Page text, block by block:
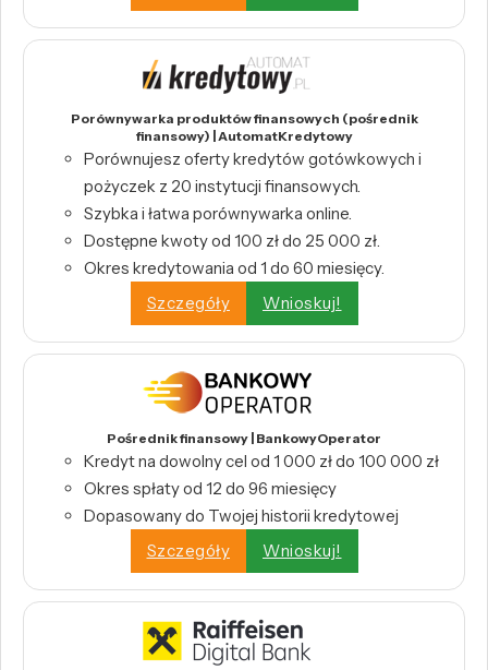
Porównywarka produktów finansowych (pośrednik
finansowy) | AutomatKredytowy
Porównujesz oferty kredytów gotówkowych i
pożyczek z 20 instytucji finansowych.
Szybka i łatwa porównywarka online.
Dostępne kwoty od 100 zł do 25 000 zł.
Okres kredytowania od 1 do 60 miesięcy.
Szczegóły
Wnioskuj!
Pośrednik finansowy | BankowyOperator
Kredyt na dowolny cel od 1 000 zł do 100 000 zł
Okres spłaty od 12 do 96 miesięcy
Dopasowany do Twojej historii kredytowej
Szczegóły
Wnioskuj!